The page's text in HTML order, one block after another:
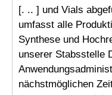
[. .. ] und Vials
umfasst alle
Synthese und
unserer Stabsstelle
nächstmöglichen